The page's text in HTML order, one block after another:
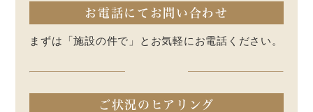
お電話にてお問い合わせ
まずは「施設の件で」とお気軽にお電話ください。
ご状況のヒアリング